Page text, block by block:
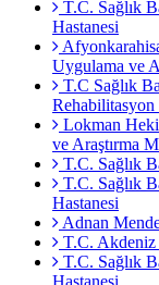
T.C. Sağlık
Hastanesi
Uygulama ve
T.C Sağlık
Rehabilitasyon
Lokman
ve Araştırma
T.C. Sağlık
T.C. Sağlık
Hastanesi
Adnan
T.C. Akdeniz
T.C. Sağlık
Hastanesi